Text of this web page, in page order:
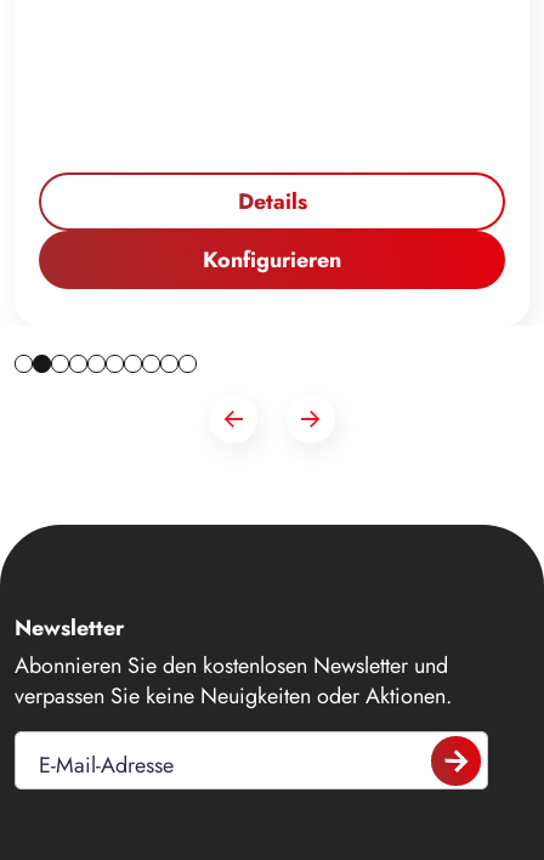
Details
Konfigurieren
Newsletter
Abonnieren Sie den kostenlosen Newsletter und
verpassen Sie keine Neuigkeiten oder Aktionen.
E-Mail-Adresse